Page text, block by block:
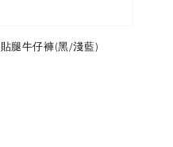
腿牛仔褲(黑/淺藍)